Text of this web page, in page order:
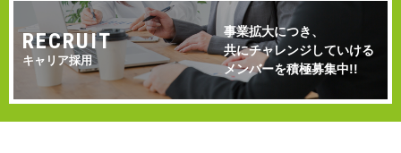
RECRUIT
キャリア採用
事業拡大につき、
共にチャレンジしていける
メンバーを積極募集中!!